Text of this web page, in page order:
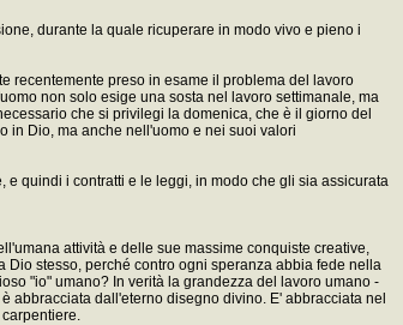
durante la quale ricuperare in modo vivo e pieno i
recentemente preso in esame il problema del lavoro
non solo esige una sosta nel lavoro settimanale, ma
che si privilegi la domenica, che è il giorno del
in Dio, ma anche nell'uomo e nei suoi valori
quindi i contratti e le leggi, in modo che gli sia assicurata
attività e delle sue massime conquiste creative,
stesso, perché contro ogni speranza abbia fede nella
"io" umano? In verità la grandezza del lavoro umano -
abbracciata dall'eterno disegno divino. E' abbracciata nel